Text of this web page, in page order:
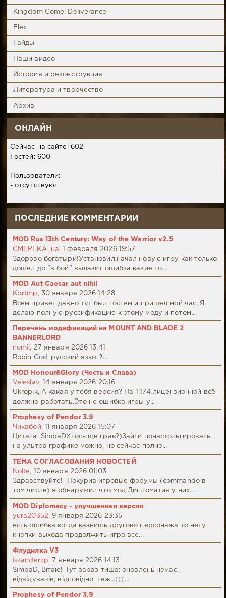
Kingdom Come: Deliverance
Elex
Гайды
Наши видео
История и реконструкция
Литература и творчество
Архив
ОНЛАЙН
Сейчас на сайте: 602
Гостей: 600
Пользователи:
- отсутствуют
ПОСЛЕДНИЕ КОММЕНТАРИИ
MOD Rus 13th Century: Way of the Warrior v2.5
CMEPEKA_ua,
1 февраля 2026 19:57
Здорово богатыри!Установил,начал новую игру как только
дошёл до "в бой" вылазит ошибка какие то...
MOD Aut Caesar aut nihil
Kprtmp,
30 января 2026 14:28
Всем привет давно тут был гостем и пришел мой час. Я
делаю полную руссификацию к этому моду и потом...
Перечень модификаций на MOUNT AND BLADE 2
BANNERLORD
nomil,
27 января 2026 13:41
Robin God, русский язык ?...
MOD Honour&Glory (Честь и Слава)
Veleslav,
14 января 2026 20:16
Ukropik, А какая у тебя версия? На 1.174 лицензионной всё
должно работать.Это не ошибка игры у...
Prophesy of Pendor 3.9
Чикабой,
11 января 2026 15:07
Цитата: SimbaDХтось ще грає?)Зайти понастольгировать
на ультра графике можно, но сейчас полно...
ТЕМА СОГЛАСОВАНИЯ НОВОСТЕЙ
Nolte,
10 января 2026 01:03
Здравствуйте! Покурив игровые форумы (commando в
том числе) я обнаружил что мод Дипломатия у них...
MOD Diplomacy - улучшенная версия
yura20352,
9 января 2026 23:35
есть ошибка когда казнишь другово персонажа то нету
кнопки выхода продолжить игра все...
Флудилка V3
iskanderzp,
7 января 2026 14:13
SimbaD, Вітаю! Тут зараз тиша: оновлень немає,
відвідувачів, відповідно, теж...(((...
Prophesy of Pendor 3.9